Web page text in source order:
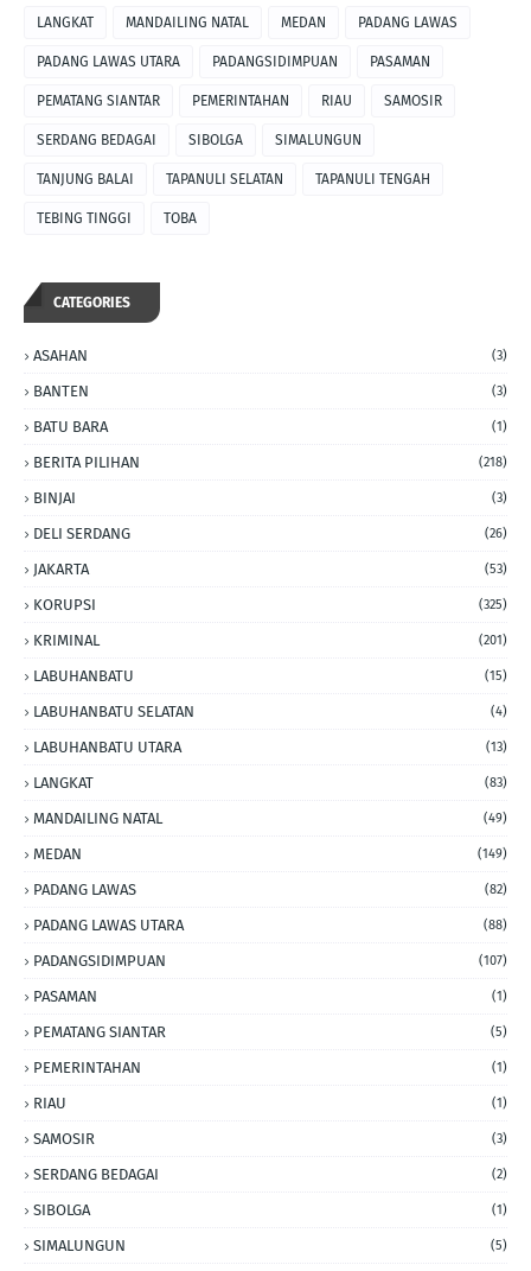
LANGKAT MANDAILING NATAL MEDAN PADANG LAWAS
PADANG LAWAS UTARA PADANGSIDIMPUAN PASAMAN
PEMATANG SIANTAR PEMERINTAHAN RIAU SAMOSIR
SERDANG BEDAGAI SIBOLGA SIMALUNGUN
TANJUNG BALAI TAPANULI SELATAN TAPANULI TENGAH
TEBING TINGGI TOBA
CATEGORIES
ASAHAN (3)
BANTEN (3)
BATU BARA (1)
BERITA PILIHAN (218)
BINJAI (3)
DELI SERDANG (26)
JAKARTA (53)
KORUPSI (325)
KRIMINAL (201)
LABUHANBATU (15)
LABUHANBATU SELATAN (4)
LABUHANBATU UTARA (13)
LANGKAT (83)
MANDAILING NATAL (49)
MEDAN (149)
PADANG LAWAS (82)
PADANG LAWAS UTARA (88)
PADANGSIDIMPUAN (107)
PASAMAN (1)
PEMATANG SIANTAR (5)
PEMERINTAHAN (1)
RIAU (1)
SAMOSIR (3)
SERDANG BEDAGAI (2)
SIBOLGA (1)
SIMALUNGUN (5)